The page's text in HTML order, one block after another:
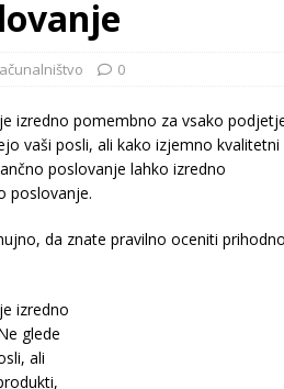
0
izredno pomembno za vsako
vaši posli, ali kako izjemno kvalitetni
poslovanje lahko izredno
poslovanje.
da znate pravilno oceniti prihodno
izredno
glede
ali